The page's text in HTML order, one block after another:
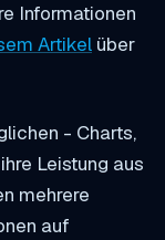
Informationen
Artikel über
- Charts,
Leistung aus
mehrere
auf